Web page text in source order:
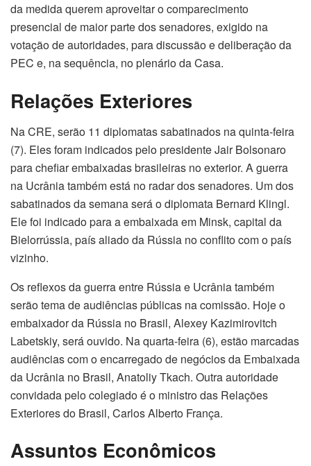
da medida querem aproveitar o comparecimento
presencial de maior parte dos senadores, exigido na
votação de autoridades, para discussão e deliberação da
PEC e, na sequência, no plenário da Casa.
Relações Exteriores
Na CRE, serão 11 diplomatas sabatinados na quinta-feira
(7). Eles foram indicados pelo presidente Jair Bolsonaro
para chefiar embaixadas brasileiras no exterior. A guerra
na Ucrânia também está no radar dos senadores. Um dos
sabatinados da semana será o diplomata Bernard Klingl.
Ele foi indicado para a embaixada em Minsk, capital da
Bielorrússia, país aliado da Rússia no conflito com o país
vizinho.
Os reflexos da guerra entre Rússia e Ucrânia também
serão tema de audiências públicas na comissão. Hoje o
embaixador da Rússia no Brasil, Alexey Kazimirovitch
Labetskiy, será ouvido. Na quarta-feira (6), estão marcadas
audiências com o encarregado de negócios da Embaixada
da Ucrânia no Brasil, Anatoliy Tkach. Outra autoridade
convidada pelo colegiado é o ministro das Relações
Exteriores do Brasil, Carlos Alberto França.
Assuntos Econômicos